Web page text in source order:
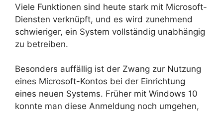
Viele Funktionen sind heute stark mit Microsoft-
Diensten verknüpft, und es wird zunehmend
schwieriger, ein System vollständig unabhängig
zu betreiben.
Besonders auffällig ist der Zwang zur Nutzung
eines Microsoft-Kontos bei der Einrichtung
eines neuen Systems. Früher mit Windows 10
konnte man diese Anmeldung noch umgehen,